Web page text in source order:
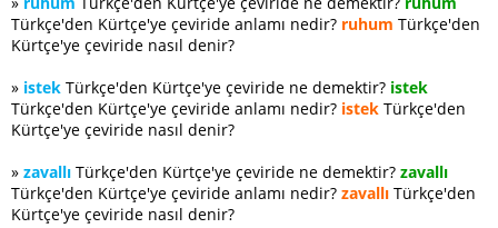
Türkçe'den Kürtçe'ye çeviride anlamı nedir? ruhum Türkçe'den
Kürtçe'ye çeviride nasıl denir?
» istek Türkçe'den Kürtçe'ye çeviride ne demektir? istek
Türkçe'den Kürtçe'ye çeviride anlamı nedir? istek Türkçe'den
Kürtçe'ye çeviride nasıl denir?
» zavallı Türkçe'den Kürtçe'ye çeviride ne demektir? zavallı
Türkçe'den Kürtçe'ye çeviride anlamı nedir? zavallı Türkçe'den
Kürtçe'ye çeviride nasıl denir?